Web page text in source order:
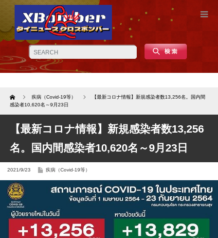
Home 疾病（Covid-19等）
【最新コロナ情報】新規感染者数13,256名。国内間
感染者10,620名～9月23日
【最新コロナ情報】新規感染者数13,256
名。国内間感染者10,620名～9月23日
2021/9/23 疾病（Covid-19等）